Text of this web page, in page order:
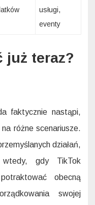
usługi,
eventy
już teraz?
faktycznie nastąpi,
różne scenariusze.
działań,
gdy TikTok
obecną
swojej